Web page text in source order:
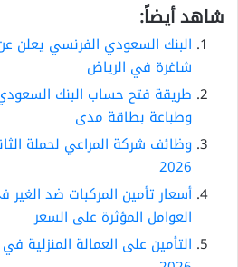
شاهد أيضاً:
البنك السعودي الفرنسي يعلن
شاغرة في الرياض
طريقة فتح حساب البنك
وطباعة بطاقة مدى
وظائف شركة المراعي لحملة
2026
العوامل المؤثرة على السعر
التأمين على العمالة المنزلية